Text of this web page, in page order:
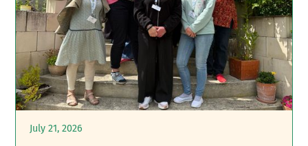
July 21, 2026